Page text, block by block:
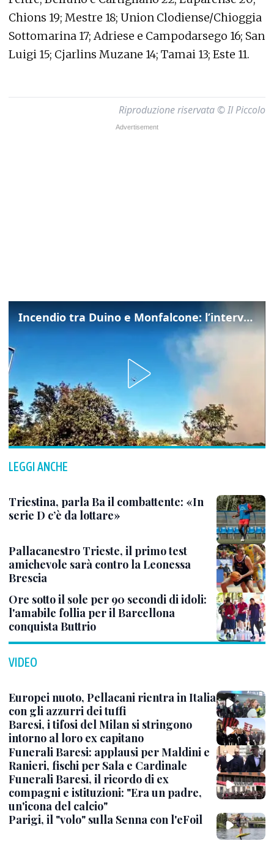
Chions 19; Mestre 18; Union Clodiense/Chioggia
Sottomarina 17; Adriese e Campodarsego 16; San
Luigi 15; Cjarlins Muzane 14; Tamai 13; Este 11.
Riproduzione riservata © Il Piccolo
Incendio tra Duino e Monfalcone: l’intervento dei vigili del fuoco
LEGGI ANCHE
Triestina, parla Ba il combattente: «In
serie D c’è da lottare»
Pallacanestro Trieste, il primo test
amichevole sarà contro la Leonessa
Brescia
Ore sotto il sole per 90 secondi di idoli:
l'amabile follia per il Barcellona
conquista Buttrio
VIDEO
Europei nuoto, Pellacani rientra in Italia
con gli azzurri dei tuffi
Baresi, i tifosi del Milan si stringono
intorno al loro ex capitano
Funerali Baresi: applausi per Maldini e
Ranieri, fischi per Sala e Cardinale
Funerali Baresi, il ricordo di ex
compagni e istituzioni: "Era un padre,
un'icona del calcio"
Parigi, il "volo" sulla Senna con l'eFoil